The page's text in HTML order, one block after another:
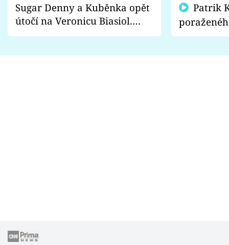
Sugar Denny a Kuběnka opět
útočí na Veronicu Biasiol.
Proč je podle nich falešná a
fanoušci